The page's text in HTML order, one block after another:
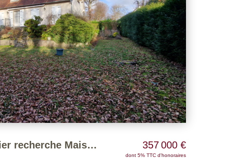
MAINTENON Quartier recherche Maison traditionnelle 357 000 €
dont 5% TTC d'honoraires